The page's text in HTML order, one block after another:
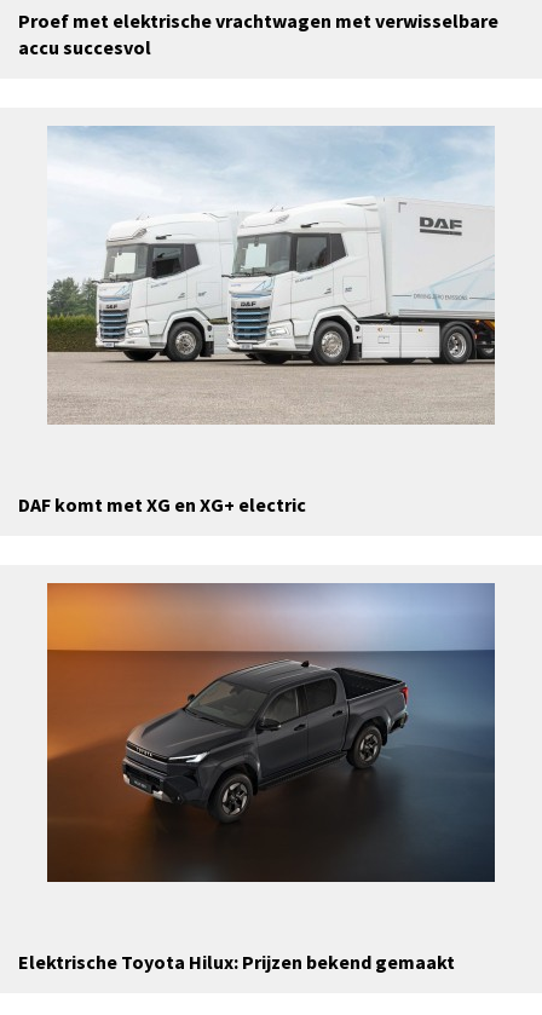
Proef met elektrische vrachtwagen met verwisselbare
accu succesvol
DAF komt met XG en XG+ electric
Elektrische Toyota Hilux: Prijzen bekend gemaakt